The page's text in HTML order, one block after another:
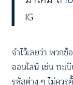
IG
จำไว้เลยว่า พวก
ออนไลน์ เช่น ทะเ
รหัสต่าง ๆ ไม่ควร